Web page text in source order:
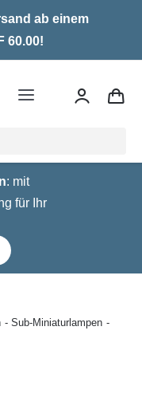
ab einem
60.00!
Toggle
: mit
für Ihr
Sub-Miniaturlampen